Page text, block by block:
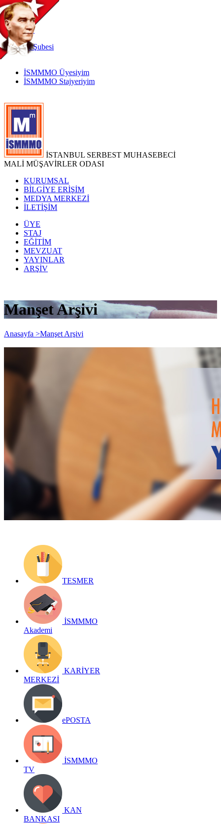
TR
|
EN
İnternetŞubesi
İSMMMO Üyesiyim
İSMMMO Stajyeriyim
İSTANBUL SERBEST MUHASEBECİ
MALİ MÜŞAVİRLER ODASI
KURUMSAL
BİLGİYE ERİŞİM
MEDYA MERKEZİ
İLETİŞİM
ÜYE
STAJ
EĞİTİM
MEVZUAT
YAYINLAR
ARŞİV
Manşet Arşivi
Anasayfa >Manşet Arşivi
e-KİTAP: Hizmet Akdiyle Çalışan Meslek
Mensuplarının Yol Haritası
Yayın Tarihi: 6 Mayıs 2019
https://www.ismmmo.org.tr/Yayinlar/E-Kitap--3
Geri Dön
TESMER
İSMMMO
Akademi
KARİYER
MERKEZİ
ePOSTA
İSMMMO
TV
KAN
BANKASI